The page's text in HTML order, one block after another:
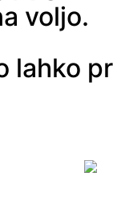
voljo.
lahko